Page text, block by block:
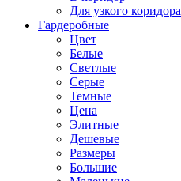
Для узкого коридора
Гардеробные
Цвет
Белые
Светлые
Серые
Темные
Цена
Элитные
Дешевые
Размеры
Большие